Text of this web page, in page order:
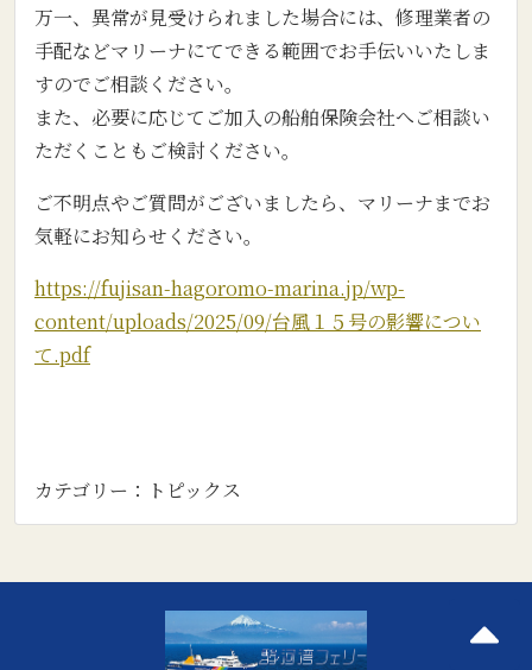
万一、異常が見受けられました場合には、修理業者の
手配などマリーナにてできる範囲でお手伝いいたしま
すのでご相談ください。
また、必要に応じてご加入の船舶保険会社へご相談い
ただくこともご検討ください。
ご不明点やご質問がございましたら、マリーナまでお
気軽にお知らせください。
https://fujisan-hagoromo-marina.jp/wp-
content/uploads/2025/09/台風１５号の影響につい
て.pdf
カテゴリー： トピックス